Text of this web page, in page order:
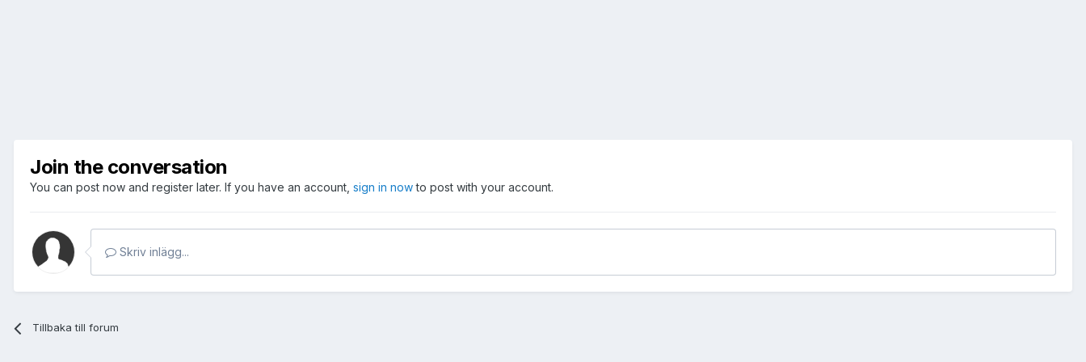
Join the conversation
You can post now and register later. If you have an account, sign in nowto post with your account.
Skriv inlägg...
Tillbaka till forum